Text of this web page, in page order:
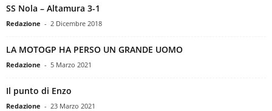
SS Nola – Altamura 3-1
Redazione - 2 Dicembre 2018
LA MOTOGP HA PERSO UN GRANDE UOMO
Redazione - 5 Marzo 2021
Il punto di Enzo
Redazione - 23 Marzo 2021